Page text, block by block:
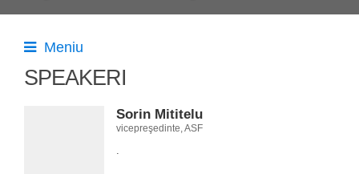
Meniu
SPEAKERI
Sorin Mititelu
vicepreşedinte, ASF
.